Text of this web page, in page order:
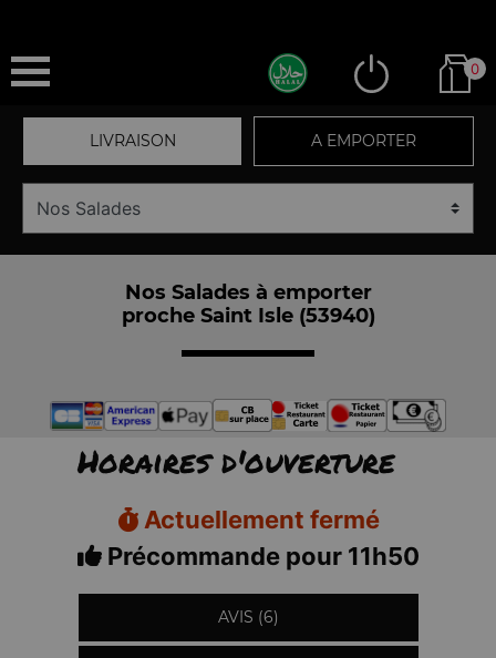
0
LIVRAISON A EMPORTER
Nos Salades à emporter
proche Saint Isle (53940)
Horaires d'ouverture
Actuellement fermé
Précommande pour 11h50
AVIS (6)